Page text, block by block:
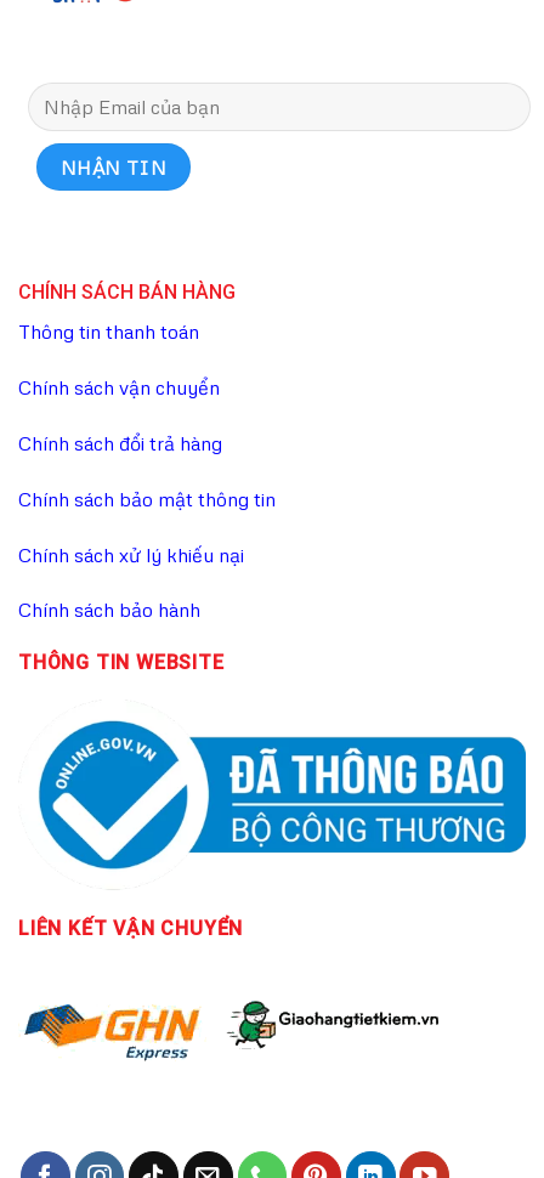
CHÍNH SÁCH BÁN HÀNG
Thông tin thanh toán
Chính sách vận chuyển
Chính sách đổi trả hàng
Chính sách bảo mật thông tin
Chính sách xử lý khiếu nại
Chính sách bảo hành
THÔNG TIN WEBSITE
LIÊN KẾTVẬN CHUYỂN